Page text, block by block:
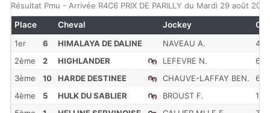
Résultat Pmu - Arrivée R4C6 PRIX DE PARILLY du Mardi 29 août 2023
1er 6 HIMALAYA DE DALINE NAVEAU A.
4.7
2ème
2 HIGHLANDER LEFEVRE N.
6.8
3ème
10 HARDE DESTINEE CHAUVE-LAFFAY BEN.
6.6
4ème
5 HULK DU SABLIER BROUST F.
11
Place Cheval Jockey